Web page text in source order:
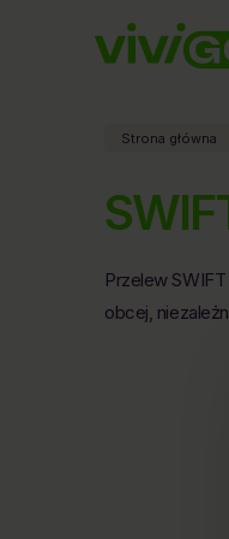
Strona główna
Przelew
obcej,